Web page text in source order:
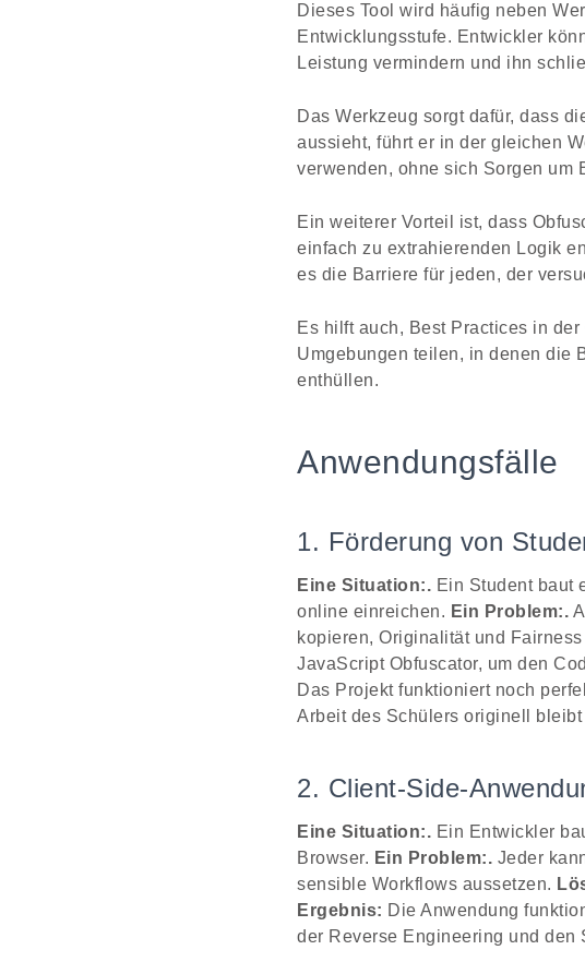
Dieses Tool wird häufig neben
Entwicklungsstufe. Entwickler
Leistung vermindern und ihn
Das Werkzeug sorgt dafür, dass
aussieht, führt er in der gleichen
verwenden, ohne sich Sorgen um
Ein weiterer Vorteil ist, dass
einfach zu extrahierenden Logik
es die Barriere für jeden, der
Es hilft auch, Best Practices in
Umgebungen teilen, in denen die
enthüllen.
Anwendungsfälle
1. Förderung von
Eine Situation:. Ein Student baut
online einreichen. Ein Problem:.
kopieren, Originalität und
JavaScript Obfuscator, um den
Das Projekt funktioniert noch
Arbeit des Schülers originell
2. Client-Side-
Eine Situation:. Ein Entwickler
Browser. Ein Problem:. Jeder
sensible Workflows aussetzen.
Ergebnis: Die Anwendung
der Reverse Engineering und den